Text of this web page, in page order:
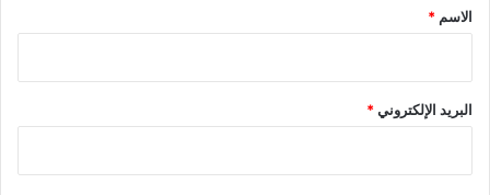
*
الاسم *
البريد الإلكتروني*